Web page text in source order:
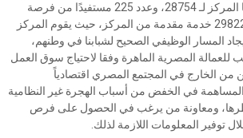
من الخدمات التي يقدمها المركز لـ 28754، وعدد 225 مستفيدًا من فرصة
عمل / تدريب، بإجمالي 29822 خدمة مقدمة من المركز، حيث يقوم المركز
المسار الوظيفي الصحيح لشبابنا في وطنهم،
المصرية الماهرة وفقا لاحتياج سوق العمل
من الخارج في المجتمع المصري اقتصادياً
المساهمة في الخفض من أسباب الهجرة غير النظامية
ومعاونة من يرغب في الحصول على فرص
توفير المعلومات اللازمة لذلك.